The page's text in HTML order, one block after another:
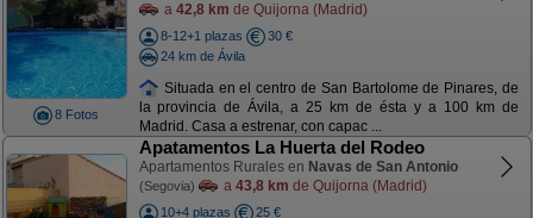
8 Fotos
a 42,8 km de Quijorna (Madrid)
8-12+1 plazas
30 €
24 km de Ávila
Situada en el centro de San Bartolome de Pinares, de
la provincia de Ávila, a 25 km de ésta y a 100 km de
Madrid. Casa a estrenar, con capac ...
Apatamentos La Huerta del Rodeo
Apartamentos Rurales en Navas de San Antonio
(Segovia) a 43,8 km de Quijorna (Madrid)
10+4 plazas
25 €